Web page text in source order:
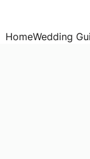
HomeWedding